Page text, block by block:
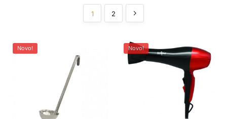
1 2
Novo! Novo!